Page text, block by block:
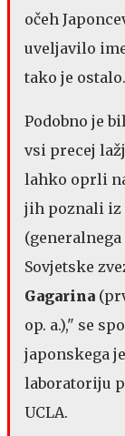
očeh
uveljavilo
tako je
Podobno je
vsi precej
lahko oprli
jih poznali iz
Sovjetske
Gagarina
op. a.)," se
japonskega
laboratoriju
UCLA.